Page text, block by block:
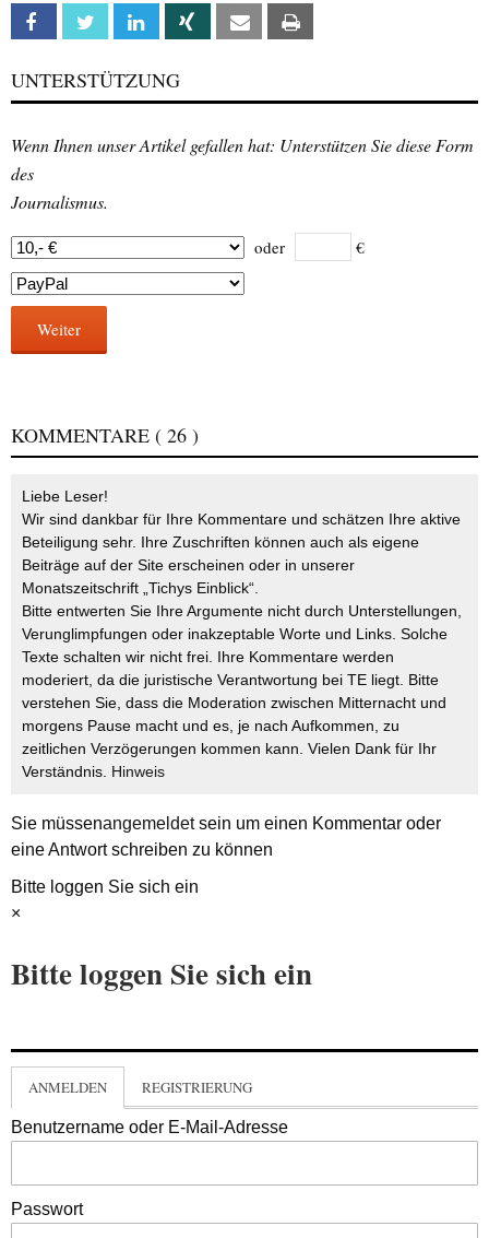
Facebook Twitter Linkedin Xing Email
UNTERSTÜTZUNG
Wenn Ihnen unser Artikel gefallen hat: Unterstützen Sie diese Form
des
Journalismus.
oder €
Weiter
KOMMENTARE ( 26 )
Liebe Leser!
Wir sind dankbar für Ihre Kommentare und schätzen Ihre aktive
Beteiligung sehr. Ihre Zuschriften können auch als eigene
Beiträge auf der Site erscheinen oder in unserer
Monatszeitschrift „Tichys Einblick“.
Bitte entwerten Sie Ihre Argumente nicht durch Unterstellungen,
Verunglimpfungen oder inakzeptable Worte und Links. Solche
Texte schalten wir nicht frei. Ihre Kommentare werden
moderiert, da die juristische Verantwortung bei TE liegt. Bitte
verstehen Sie, dass die Moderation zwischen Mitternacht und
morgens Pause macht und es, je nach Aufkommen, zu
zeitlichen Verzögerungen kommen kann. Vielen Dank für Ihr
Verständnis. Hinweis
Sie müssenangemeldetsein um einen Kommentar oder
eine Antwort schreiben zu können
Bitte loggen Sie sich ein
×
Bitte loggen Sie sich ein
ANMELDEN REGISTRIERUNG
Benutzername oder E-Mail-Adresse
Passwort